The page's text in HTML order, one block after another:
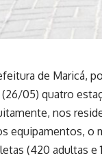
de Maricá,
05) quatro
nos
equipamentos, o
(420 adultas e